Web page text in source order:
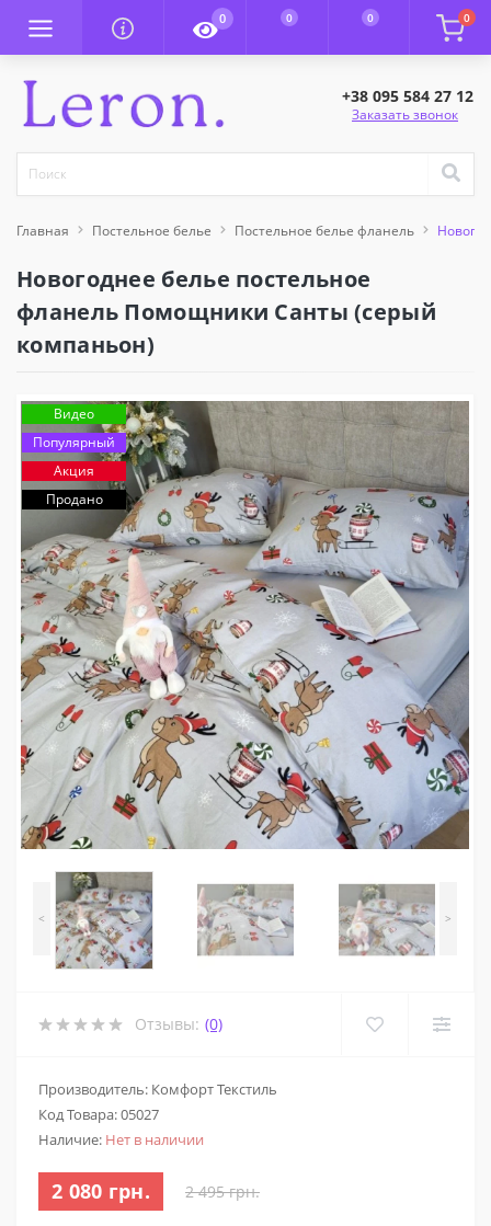
0 0 0 0
+38 095 584 27 12
Заказать звонок
Главная Постельное белье Постельное белье фланель
Новогоднее белье постельное
фланель Помощники Санты (серый
компаньон)
Видео
Популярный
Акция
Продано
< >
Отзывы: (0)
Производитель: Комфорт Текстиль
Код Товара:05027
Наличие: Нет в наличии
2 080 грн. 2 495 грн.